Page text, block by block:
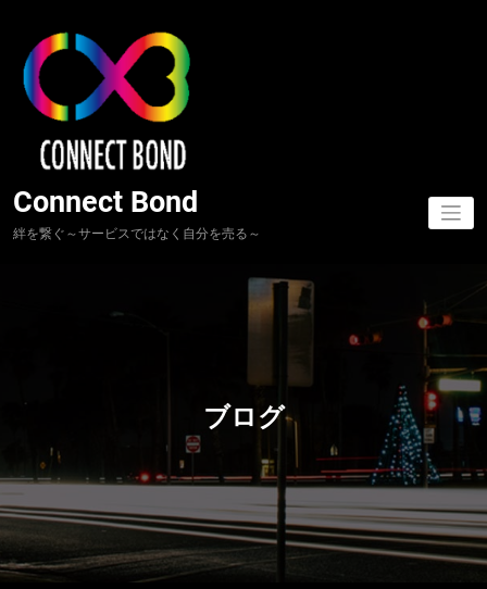
Connect Bond
絆を繋ぐ～サービスではなく自分を売る～
ブログ